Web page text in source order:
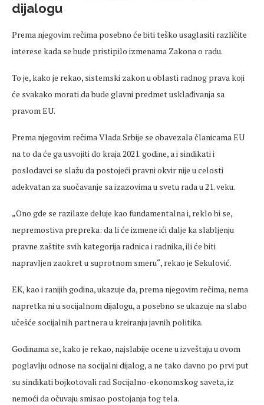
dijalogu
Prema njegovim rečima posebno će biti teško usaglasiti različite
interese kada se bude pristipilo izmenama Zakona o radu.
To je, kako je rekao, sistemski zakon u oblasti radnog prava koji
će svakako morati da bude glavni predmet usklađivanja sa
pravom EU.
Prema njegovim rečima Vlada Srbije se obavezala članicama EU
na to da će ga usvojiti do kraja 2021. godine, a i sindikati i
poslodavci se slažu da postojeći pravni okvir nije u celosti
adekvatan za suočavanje sa izazovima u svetu rada u 21. veku.
„Ono gde se razilaze deluje kao fundamentalna i, reklo bi se,
nepremostiva prepreka: da li će izmene ići dalje ka slabljenju
pravne zaštite svih kategorija radnica i radnika, ili će biti
napravljen zaokret u suprotnom smeru“, rekao je Sekulović.
EK, kao i ranijih godina, ukazuje da, prema njegovim rečima, nema
napretka ni u socijalnom dijalogu, a posebno se ukazuje na slabo
učešće socijalnih partnera u kreiranju javnih politika.
Godinama se, kako je rekao, najslabije ocene u izveštaju u ovom
poglavlju odnose na socijalni dijalog, a ne tako davno po prvi put
su sindikati bojkotovali rad Socijalno-ekonomskog saveta, iz
nemoći da očuvaju smisao postojanja tog tela.